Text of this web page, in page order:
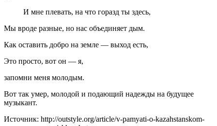
И мне плевать, на что горазд ты здесь,
Мы вроде разные, но нас объединяет дым.
Как оставить добро на земле — выход есть,
Это просто, вот он — я,
запомни меня молодым.
Вот так умер, молодой и подающий надежды на будущее
музыкант.
Источник: http://outstyle.org/article/v-pamyati-o-kazahstanskom-